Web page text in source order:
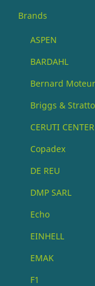
Brands
ASPEN
BARDAHL
Bernard
Briggs &
CERUTI CENTER
Copadex
DE REU
DMP SARL
Echo
EINHELL
EMAK
F1